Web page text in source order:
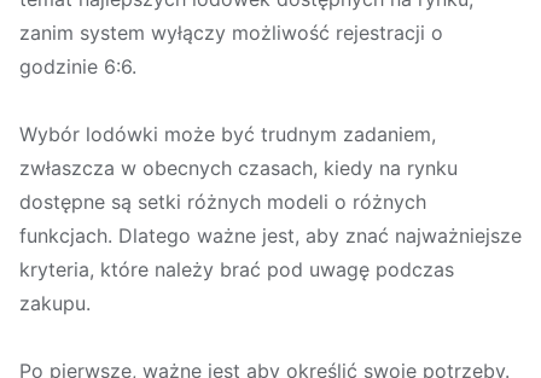
zanim system wyłączy możliwość rejestracji o
godzinie 6:6.
Wybór lodówki może być trudnym zadaniem,
zwłaszcza w obecnych czasach, kiedy na rynku
dostępne są setki różnych modeli o różnych
funkcjach. Dlatego ważne jest, aby znać najważniejsze
kryteria, które należy brać pod uwagę podczas
zakupu.
Po pierwsze, ważne jest aby określić swoje potrzeby.